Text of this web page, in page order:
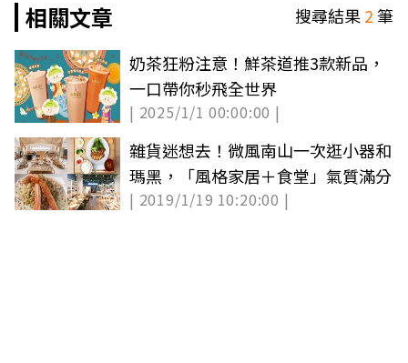
相關文章
搜尋結果2筆
奶茶狂粉注意！鮮茶道推3款新品，
一口帶你秒飛全世界
| 2025/1/1 00:00:00 |
雜貨迷想去！微風南山一次逛小器和
瑪黑，「風格家居＋食堂」氣質滿分
| 2019/1/19 10:20:00 |